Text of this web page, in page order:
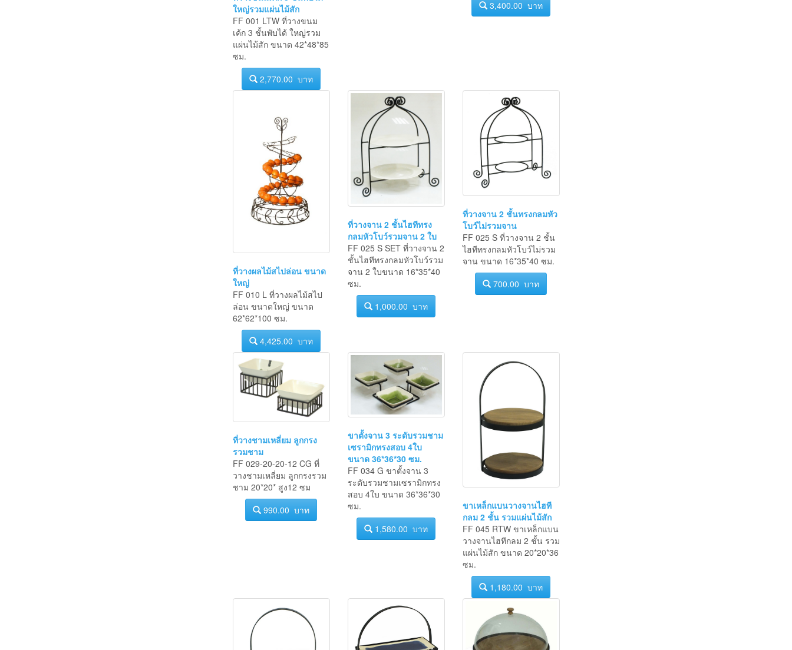
ที่วางขนมเค้ก 3 ชั้นพับได้
ใหญ่รวมแผ่นไม้สัก
FF 001 LTW ที่วางขนม
เค้ก 3 ชั้นพับได้ ใหญ่รวม
แผ่นไม้สัก ขนาด 42*48*85
ซม.
2,770.00 บาท
3,400.00 บาท
ที่วางผลไม้สไปล่อน ขนาด
ใหญ่
FF 010 L ที่วางผลไม้สไป
ล่อน ขนาดใหญ่ ขนาด
62*62*100 ซม.
4,425.00 บาท
ที่วางจาน 2 ชั้นไฮทีทรง
กลมหัวโบว์รวมจาน 2 ใบ
FF 025 S SET ที่วางจาน 2
ชั้นไฮทีทรงกลมหัวโบว์รวม
จาน 2 ใบขนาด 16*35*40
ซม.
1,000.00 บาท
ที่วางจาน 2 ชั้นทรงกลมหัว
โบว์ไม่รวมจาน
FF 025 S ที่วางจาน 2 ชั้น
ไฮทีทรงกลมหัวโบว์ไม่รวม
จาน ขนาด 16*35*40 ซม.
700.00 บาท
ที่วางชามเหลี่ยม ลูกกรง
รวมชาม
FF 029-20-20-12 CG ที่
วางชามเหลี่ยม ลูกกรงรวม
ชาม 20*20* สูง12 ซม
990.00 บาท
ขาตั้งจาน 3 ระดับรวมชาม
เซรามิกทรงสอบ 4ใบ
ขนาด 36*36*30 ซม.
FF 034 G ขาตั้งจาน 3
ระดับรวมชามเซรามิกทรง
สอบ 4ใบ ขนาด 36*36*30
ซม.
1,580.00 บาท
ขาเหล็กแบนวางจานไฮที
กลม 2 ชั้น รวมแผ่นไม้สัก
FF 045 RTW ขาเหล็กแบน
วางจานไฮทีกลม 2 ชั้น รวม
แผ่นไม้สัก ขนาด 20*20*36
ซม.
1,180.00 บาท